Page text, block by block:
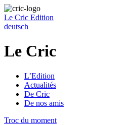
Le Cric Edition
deutsch
Le Cric
L’Edition
Actualités
De Cric
De nos amis
Troc du moment